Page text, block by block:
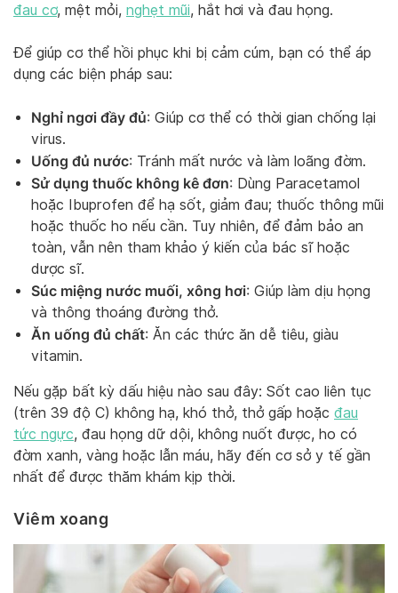
đau cơ, mệt mỏi, nghẹt mũi, hắt hơi và đau họng.
Để giúp cơ thể hồi phục khi bị cảm cúm, bạn có thể áp
dụng các biện pháp sau:
Nghỉ ngơi đầy đủ: Giúp cơ thể có thời gian chống lại
virus.
Uống đủ nước: Tránh mất nước và làm loãng đờm.
Sử dụng thuốc không kê đơn: Dùng Paracetamol
hoặc Ibuprofen để hạ sốt, giảm đau; thuốc thông mũi
hoặc thuốc ho nếu cần. Tuy nhiên, để đảm bảo an
toàn, vẫn nên tham khảo ý kiến của bác sĩ hoặc
dược sĩ.
Súc miệng nước muối, xông hơi: Giúp làm dịu họng
và thông thoáng đường thở.
Ăn uống đủ chất: Ăn các thức ăn dễ tiêu, giàu
vitamin.
Nếu gặp bất kỳ dấu hiệu nào sau đây: Sốt cao liên tục
(trên 39 độ C) không hạ, khó thở, thở gấp hoặc đau
tức ngực, đau họng dữ dội, không nuốt được, ho có
đờm xanh, vàng hoặc lẫn máu, hãy đến cơ sở y tế gần
nhất để được thăm khám kịp thời.
Viêm xoang